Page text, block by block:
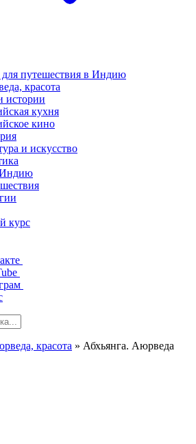
для путешествия в Индию
красота
истории
кухня
кино
и искусство
курс
красота » Абхьянга. Аюрведа